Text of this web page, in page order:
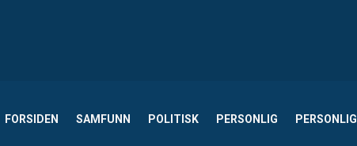
FORSIDEN SAMFUNN POLITISK PERSONLIG PERSONLIG